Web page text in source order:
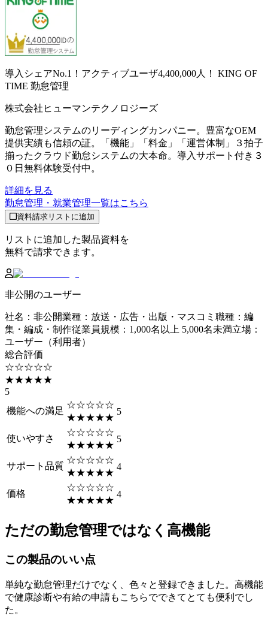
導入シェアNo.1！アクティブユーザ4,400,000人！
KING OF
TIME 勤怠管理
株式会社ヒューマンテクノロジーズ
勤怠管理システムのリーディングカンパニー。豊富なOEM
提供実績も信頼の証。「機能」「料金」「運営体制」３拍子
揃ったクラウド勤怠システムの大本命。導入サポート付き３
０日無料体験受付中。
詳細を見る
勤怠管理・就業管理一覧はこちら
資料請求リストに追加
リストに追加した製品資料を
無料で請求できます。
非公開のユーザー
社名 ： 非公開業種 ： 放送・広告・出版・マスコミ 職種 ： 編
集・編成・制作従業員規模 ： 1,000名以上 5,000名未満立場 ：
ユーザー（利用者）
総合評価
☆☆☆☆☆
★★★★★
5
機能への満足
☆☆☆☆☆
★★★★★
5
使いやすさ
☆☆☆☆☆
★★★★★
5
サポート品質
☆☆☆☆☆
★★★★★
4
価格
☆☆☆☆☆
★★★★★
4
ただの勤怠管理ではなく高機能
この製品のいい点
単純な勤怠管理だけでなく、色々と登録できました。高機能
で健康診断や有給の申請もこちらでできてとても便利でし
た。